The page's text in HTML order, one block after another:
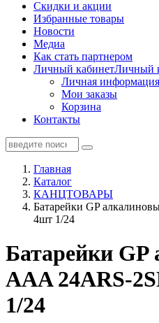
Скидки и акции
Избранные товары
Новости
Медиа
Как стать партнером
Личный кабинетЛичный
Личная информация
Мои заказы
Корзина
Контакты
Главная
Каталог
КАНЦТОВАРЫ
Батарейки GP
4шт 1/24
Батарейки GP
AAA 24ARS-
1/24